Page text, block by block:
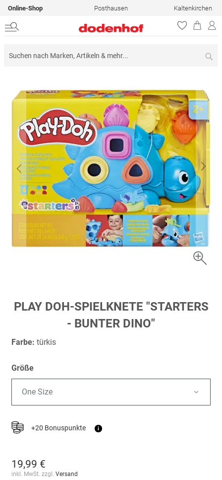
Online-Shop Posthausen Kaltenkirchen
der
Bildergalerie
Zum
Anfang
springen
PLAY DOH-SPIELKNETE "STARTERS
- BUNTER DINO"
Farbe: türkis
Größe
One Size
+20 Bonuspunkte i
19,99 €
inkl. MwSt. zzgl. Versand